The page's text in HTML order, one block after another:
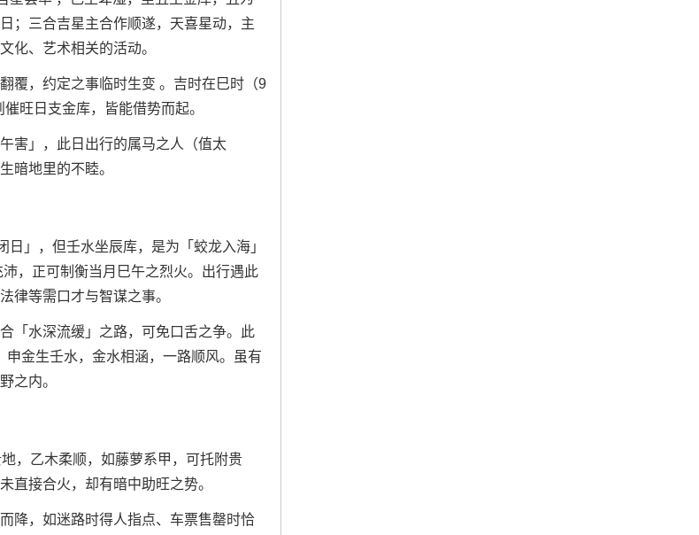
；三合吉星主合作顺遂，天喜星动，主
化、艺术相关的活动。
覆，约定之事临时生变 。吉时在巳时（9
旺日支金库，皆能借势而起。
害」，此日出行的属马之人（值太
暗地里的不睦。
」，但壬水坐辰库，是为「蛟龙入海」
，正可制衡当月巳午之烈火。出行遇此
律等需口才与智谋之事。
「水深流缓」之路，可免口舌之争。此
金生壬水，金水相涵，一路顺风。虽有
之内。
，乙木柔顺，如藤萝系甲，可托附贵
直接合火，却有暗中助旺之势。
降，如迷路时得人指点、车票售罄时恰